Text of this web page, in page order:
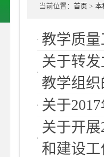
当前位置： 首页 > 本
教学质
关于转
教学组
关于
关于开
和建设